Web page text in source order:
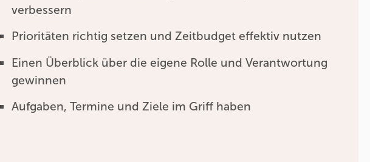
verbessern
Prioritäten richtig setzen und Zeitbudget effektiv nutzen
Einen Überblick über die eigene Rolle und Verantwortung
gewinnen
Aufgaben, Termine und Ziele im Griff haben